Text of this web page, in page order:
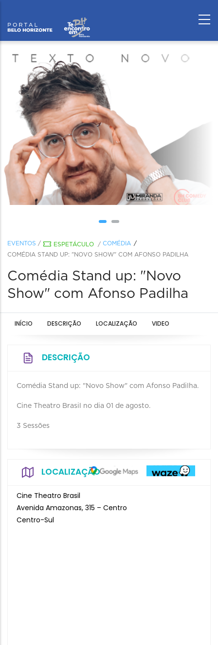
EVENTOS / ESPETÁCULO / COMÉDIA
COMÉDIA STAND UP: "NOVO SHOW" COM AFONSO PADILHA
Comédia Stand up: "Novo
Show" com Afonso Padilha
INÍCIO DESCRIÇÃO LOCALIZAÇÃO VIDEO
DESCRIÇÃO
Comédia Stand up: "Novo Show" com Afonso Padilha.
Cine Theatro Brasil no dia 01 de agosto.
3 Sessões
LOCALIZAÇÃO
Cine Theatro Brasil
Avenida Amazonas, 315 – Centro
Centro-Sul